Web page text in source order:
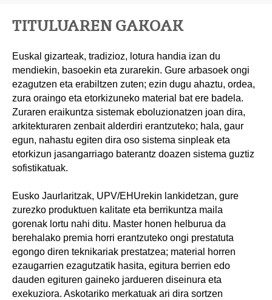
TITULUAREN GAKOAK
Euskal gizarteak, tradizioz, lotura handia izan du
mendiekin, basoekin eta zurarekin. Gure arbasoek ongi
ezagutzen eta erabiltzen zuten; ezin dugu ahaztu, ordea,
zura oraingo eta etorkizuneko material bat ere badela.
Zuraren eraikuntza sistemak eboluzionatzen joan dira,
arkitekturaren zenbait alderdiri erantzuteko; hala, gaur
egun, nahastu egiten dira oso sistema sinpleak eta
etorkizun jasangarriago baterantz doazen sistema guztiz
sofistikatuak.
Eusko Jaurlaritzak, UPV/EHUrekin lankidetzan, gure
zurezko produktuen kalitate eta berrikuntza maila
gorenak lortu nahi ditu. Master honen helburua da
berehalako premia horri erantzuteko ongi prestatuta
egongo diren teknikariak prestatzea; material horren
ezaugarrien ezagutzatik hasita, egitura berrien edo
dauden egituren gaineko jardueren diseinura eta
exekuziora. Askotariko merkatuak ari dira sortzen